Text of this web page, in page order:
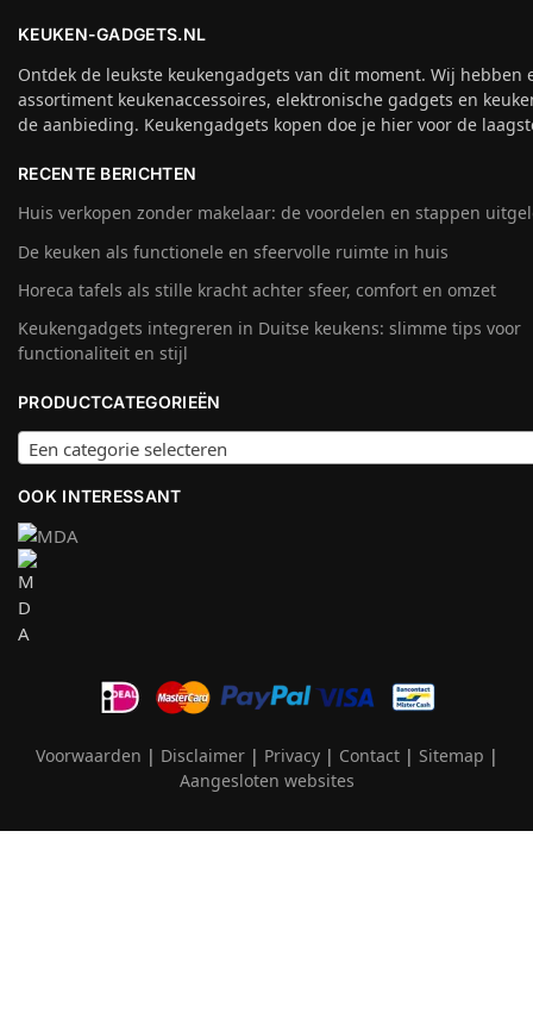
KEUKEN-GADGETS.NL
Ontdek de leukste keukengadgets van dit moment. Wij hebben
assortiment keukenaccessoires, elektronische gadgets en
de aanbieding. Keukengadgets kopen doe je hier voor de
RECENTE BERICHTEN
Huis verkopen zonder makelaar: de voordelen en stappen
De keuken als functionele en sfeervolle ruimte in huis
Horeca tafels als stille kracht achter sfeer, comfort en omzet
Keukengadgets integreren in Duitse keukens: slimme tips voor
functionaliteit en stijl
PRODUCTCATEGORIEËN
Een categorie selecteren
OOK INTERESSANT
Voorwaarden | Disclaimer| Privacy| Contact| Sitemap |
Aangesloten websites